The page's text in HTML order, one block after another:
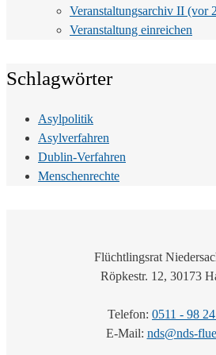
Veranstaltungsarchiv II (vor
Veranstaltung einreichen
Schlagwörter
Asylpolitik
Asylverfahren
Dublin-Verfahren
Menschenrechte
Flüchtlingsrat
Röpkestr. 12, 30173
Telefon: 0511 - 98
E-Mail: nds@nds-